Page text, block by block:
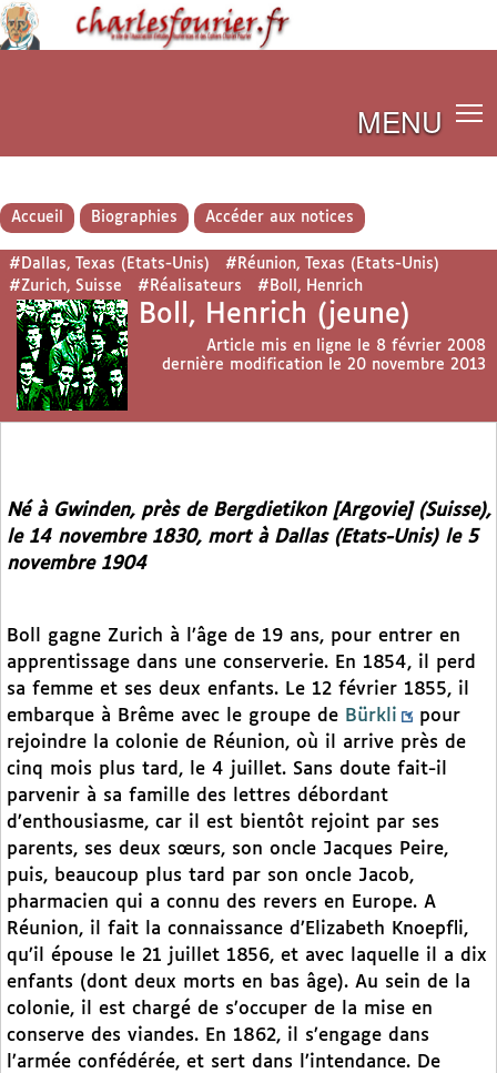
MENU
Accueil Biographies Accéder aux notices
#Dallas, Texas (Etats-Unis)
#Réunion, Texas (Etats-Unis)
#Zurich, Suisse
#Réalisateurs #Boll, Henrich
Boll, Henrich (jeune)
Article mis en ligne le 8 février 2008
dernière modification le 20 novembre 2013
Né à Gwinden, près de Bergdietikon [Argovie] (Suisse),
le 14 novembre 1830, mort à Dallas (Etats-Unis) le 5
novembre 1904
Boll gagne Zurich à l’âge de 19 ans, pour entrer en
apprentissage dans une conserverie. En 1854, il perd
sa femme et ses deux enfants. Le 12 février 1855, il
embarque à Brême avec le groupe de Bürkli
pour
rejoindre la colonie de Réunion, où il arrive près de
cinq mois plus tard, le 4 juillet. Sans doute fait-il
parvenir à sa famille des lettres débordant
d’enthousiasme, car il est bientôt rejoint par ses
parents, ses deux sœurs, son oncle Jacques Peire,
puis, beaucoup plus tard par son oncle Jacob,
pharmacien qui a connu des revers en Europe. A
Réunion, il fait la connaissance d’Elizabeth Knoepfli,
qu’il épouse le 21 juillet 1856, et avec laquelle il a dix
enfants (dont deux morts en bas âge). Au sein de la
colonie, il est chargé de s’occuper de la mise en
conserve des viandes. En 1862, il s’engage dans
l’armée confédérée, et sert dans l’intendance. De